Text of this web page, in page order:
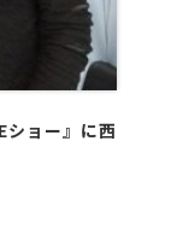
ョー』に西